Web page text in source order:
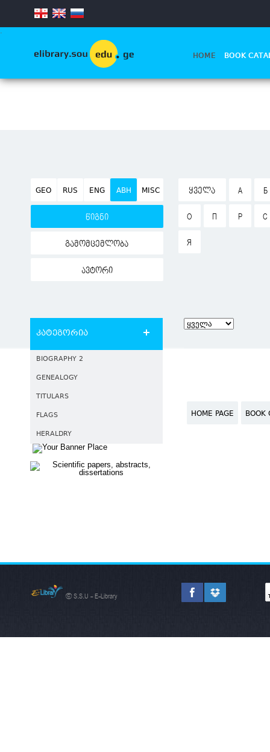
.
HOME BOOK
GEO RUS ENG ABH MISC
წიგნი
გამომცემლობა
ავტორი
ᲧᲕᲔᲚᲐ А Б
О П Р С
Я
კატეგორია
BIOGRAPHY 2
GENEALOGY
TITULARS
FLAGS
HERALDRY
HOME PAGE BOOK
© S.S.U - E-Library